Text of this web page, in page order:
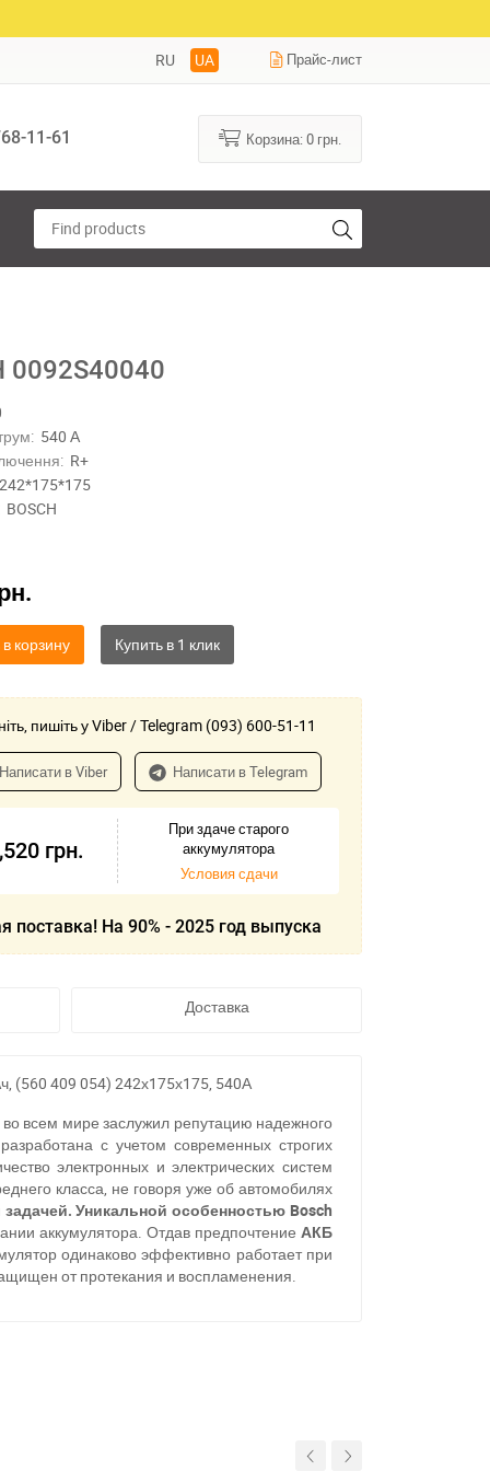
RU UA Прайс-лист
11-61 Корзина:0 грн.
0092S40040
540 А
R+
242*175*175
BOSCH
корзину
пишіть у Viber / Telegram (093) 600-51-11
Написати в Viber Написати в Telegram
грн.
При здаче старого
аккумулятора
Условия сдачи
поставка! На 90% - 2025 год выпуска
Доставка
(560 409 054) 242х175х175, 540А
всем мире заслужил репутацию надежного
с учетом современных строгих
электронных и электрических систем
класса, не говоря уже об автомобилях
задачей. Уникальной особенностью Bosch
аккумулятора. Отдав предпочтение АКБ
одинаково эффективно работает при
от протекания и воспламенения.